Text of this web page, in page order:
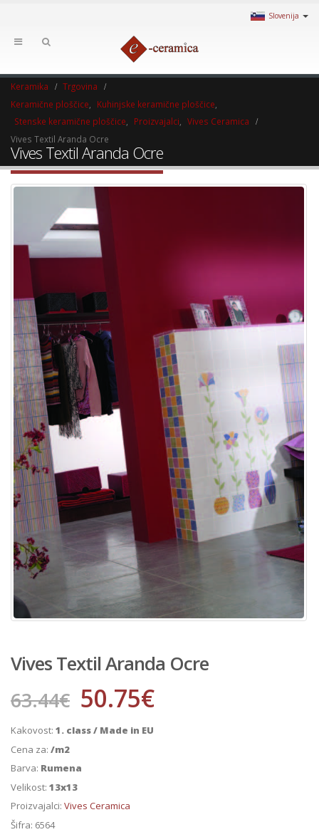
Slovenija
Keramika
Trgovina
Keramične ploščice
Kuhinjske keramične ploščice
Stenske keramične ploščice
Proizvajalci
Vives Ceramica
Vives Textil Aranda Ocre
Vives Textil Aranda Ocre
Vives Textil Aranda Ocre
63.44€ 50.75€
Kakovost: 1. class / Made in EU
Cena za: /m2
Barva: Rumena
Velikost: 13x13
Proizvajalci: Vives Ceramica
Šifra: 6564